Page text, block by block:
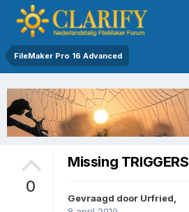
FileMaker Pro 16 Advanced
0
Missing TRIGGERS
Gevraagd door Urfried